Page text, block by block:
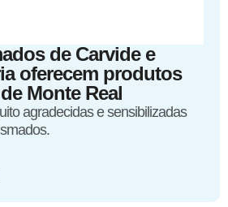
de Carvide e
oferecem produtos
Monte Real
agradecidas e sensibilizadas